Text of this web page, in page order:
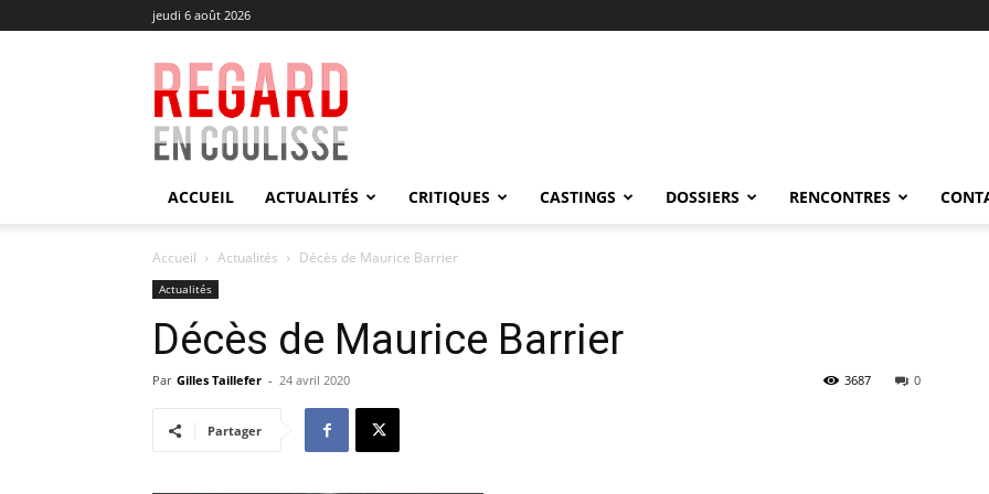
jeudi 6 août 2026
Regard
en
Coulisse
ACCUEIL ACTUALITÉS CRITIQUES CASTINGS DOSSIERS RENCONTRES
Accueil Actualités Décès de Maurice Barrier
Actualités
Décès de Maurice Barrier
Par Gilles Taillefer - 24 avril 2020 0
3687
Partager